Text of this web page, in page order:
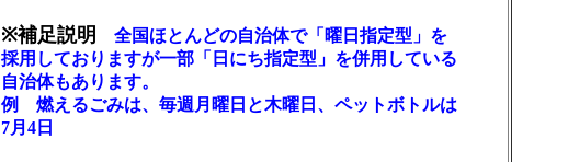
※補足説明
全国ほとんどの自治体で「曜日指定型」を
採用しておりますが一部「日にち指定型」を併用している
自治体もあります。
例 燃えるごみは、毎週月曜日と木曜日、ペットボトルは
7月4日